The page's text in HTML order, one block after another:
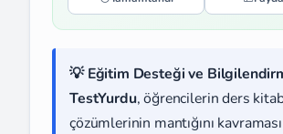
💡 Eğitim Desteği ve
TestYurdu, öğrencilerin ders
çözümlerinin mantığını